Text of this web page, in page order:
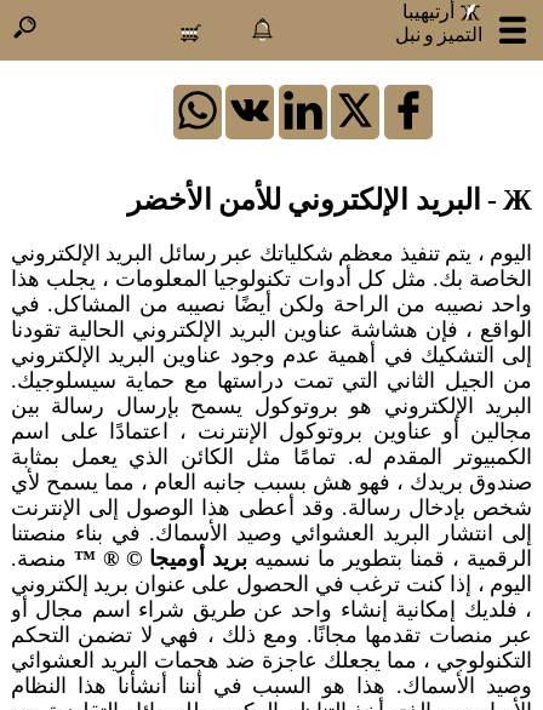
أرتيهيبا
التميز و نبل
×
الدخول
معلومات
عنا
منتجاتنا
خدماتنا
أتراكسالروابط
كن
مؤثرا
كن
شريكا
اتصال
بصمة
عرض
العمل
وحدات
Ж - البريد الإلكتروني للأمن الأخضر
اليوم ، يتم تنفيذ معظم شكلياتك عبر رسائل البريد الإلكتروني
الخاصة بك. مثل كل أدوات تكنولوجيا المعلومات ، يجلب هذا
واحد نصيبه من الراحة ولكن أيضًا نصيبه من المشاكل. في
الواقع ، فإن هشاشة عناوين البريد الإلكتروني الحالية تقودنا
إلى التشكيك في أهمية عدم وجود عناوين البريد الإلكتروني
من الجيل الثاني التي تمت دراستها مع حماية سيسلوجيك.
البريد الإلكتروني هو بروتوكول يسمح بإرسال رسالة بين
مجالين أو عناوين بروتوكول الإنترنت ، اعتمادًا على اسم
الكمبيوتر المقدم له. تمامًا مثل الكائن الذي يعمل بمثابة
صندوق بريدك ، فهو هش بسبب جانبه العام ، مما يسمح لأي
شخص بإدخال رسالة. وقد أعطى هذا الوصول إلى الإنترنت
إلى انتشار البريد العشوائي وصيد الأسماك. في بناء منصتنا
الرقمية ، قمنا بتطوير ما نسميه بريد أوميجا © ® ™ منصة.
اليوم ، إذا كنت ترغب في الحصول على عنوان بريد إلكتروني
، فلديك إمكانية إنشاء واحد عن طريق شراء اسم مجال أو
عبر منصات تقدمها مجانًا. ومع ذلك ، فهي لا تضمن التحكم
التكنولوجي ، مما يجعلك عاجزة ضد هجمات البريد العشوائي
وصيد الأسماك. هذا هو السبب في أننا أنشأنا هذا النظام